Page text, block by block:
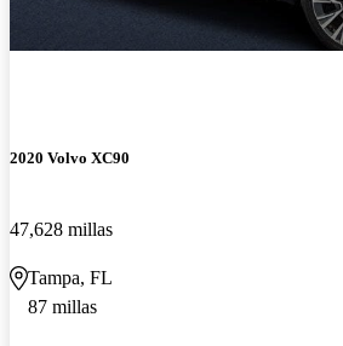
2020 Volvo XC90
47,628 millas
Tampa, FL
87 millas